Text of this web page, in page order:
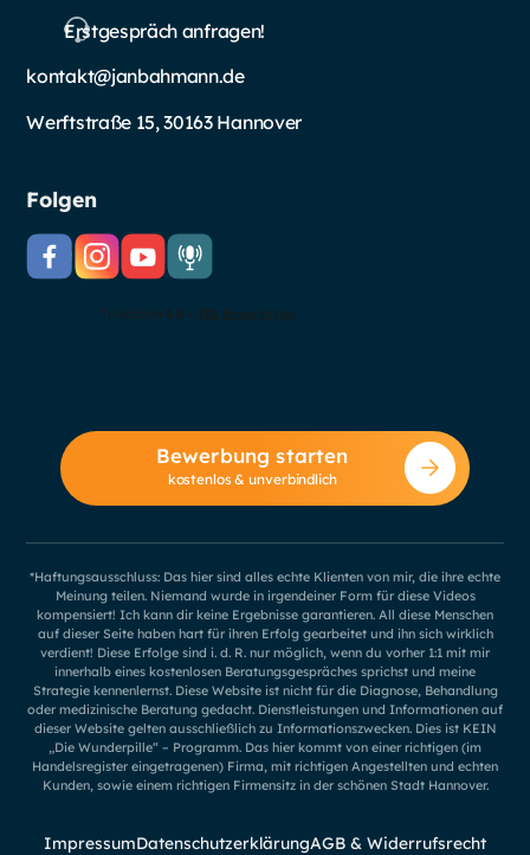
Erstgespräch anfragen!
kontakt@janbahmann.de
Werftstraße 15, 30163 Hannover
Bewerbung starten
kostenlos & unverbindlich
Folgen
*Haftungsausschluss: Das hier sind alles echte Klienten von mir, die ihre echte
Meinung teilen. Niemand wurde in irgendeiner Form für diese Videos
kompensiert! Ich kann dir keine Ergebnisse garantieren. All diese Menschen
auf dieser Seite haben hart für ihren Erfolg gearbeitet und ihn sich wirklich
verdient! Diese Erfolge sind i. d. R. nur möglich, wenn du vorher 1:1 mit mir
innerhalb eines kostenlosen Beratungsgespräches sprichst und meine
Strategie kennenlernst. Diese Website ist nicht für die Diagnose, Behandlung
oder medizinische Beratung gedacht. Dienstleistungen und Informationen auf
dieser Website gelten ausschließlich zu Informationszwecken. Dies ist KEIN
„Die Wunderpille“ – Programm. Das hier kommt von einer richtigen (im
Handelsregister eingetragenen) Firma, mit richtigen Angestellten und echten
Kunden, sowie einem richtigen Firmensitz in der schönen Stadt Hannover.
ImpressumDatenschutzerklärungAGB & Widerrufsrecht